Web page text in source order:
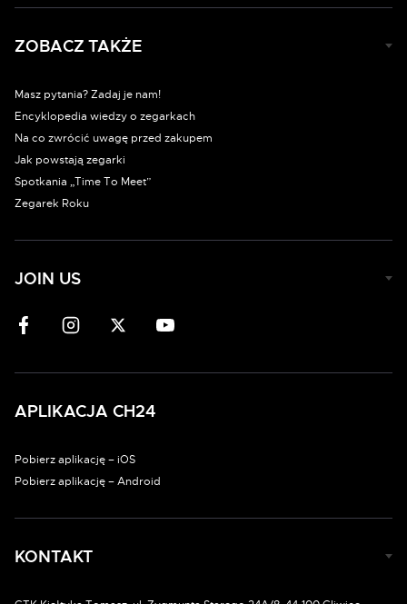
ZOBACZ TAKŻE
Masz pytania? Zadaj je nam!
Encyklopedia wiedzy o zegarkach
Na co zwrócić uwagę przed zakupem
Jak powstają zegarki
Spotkania „Time To Meet”
Zegarek Roku
JOIN US
APLIKACJA CH24
Pobierz aplikację – iOS
Pobierz aplikację – Android
KONTAKT